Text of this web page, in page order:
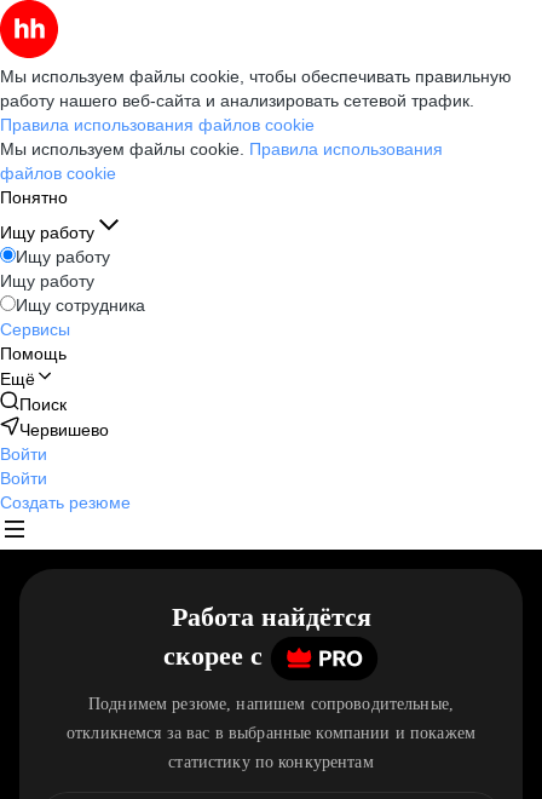
Мы используем файлы cookie, чтобы обеспечивать правильную
работу нашего веб-сайта и анализировать сетевой трафик.
Правила использования файлов cookie
Мы используем файлы cookie. Правила использования
файлов cookie
Понятно
Ищу работу
Ищу работу
Ищу работу
Ищу сотрудника
Сервисы
Помощь
Ещё
Поиск
Червишево
Войти
Войти
Создать резюме
Работа найдётся
скорее c
Поднимем резюме, напишем сопроводительные,
откликнемся за вас в выбранные компании и покажем
статистику по конкурентам